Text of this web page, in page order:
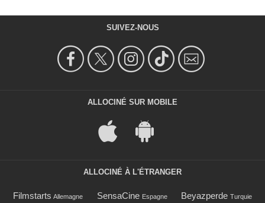
SUIVEZ-NOUS
ALLOCINÉ SUR MOBILE
ALLOCINÉ À L'ÉTRANGER
Filmstarts Allemagne SensaCine Espagne Beyazperde Turquie